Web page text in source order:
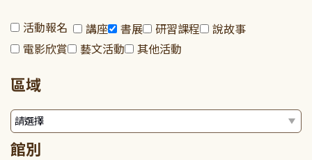
活動報名 講座 書展 研習課程
說故事
電影欣賞
藝文活動 其他活動
區域
館別